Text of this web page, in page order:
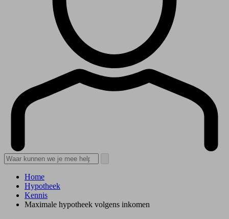
Home
Hypotheek
Kennis
Maximale hypotheek volgens inkomen